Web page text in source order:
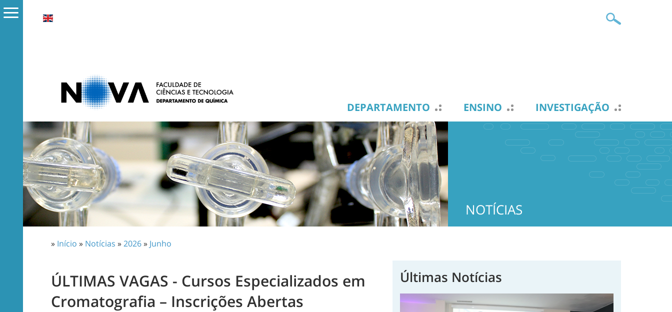
DEPARTAMENTO ENSINO INVESTIGAÇÃO
NOTÍCIAS
» Início » Notícias »2026» Junho
ÚLTIMAS VAGAS - Cursos Especializados em
Cromatografia – Inscrições Abertas
Últimas Notícias